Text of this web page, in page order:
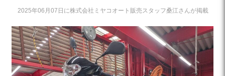
2025年06月07日に株式会社ミヤコオート販売スタッフ桑江さんが掲載